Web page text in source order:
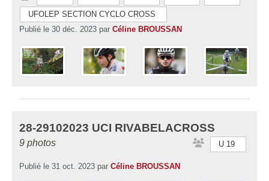
UFOLEP SECTION CYCLO CROSS
Publié le 30 déc. 2023 par Céline BROUSSAN
28-29102023 UCI RIVABELACROSS
9 photos U 19
Publié le 31 oct. 2023 par Céline BROUSSAN